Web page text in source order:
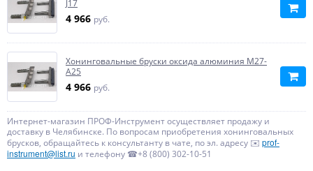
J17
4 966 руб.
Хонинговальные бруски оксида алюминия M27-
A25
4 966 руб.
Интернет-магазин ПРОФ-Инструмент осуществляет продажу и
доставку в Челябинске. По вопросам приобретения хонинговальных
брусков, обращайтесь к консультанту в чате, по эл. адресу ✉️ prof-
instrument@list.ru и телефону ☎+8 (800) 302-10-51